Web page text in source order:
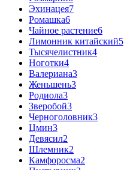
Эхинацея7
Ромашка6
Чайное растение6
Лимонник китайский5
Тысячелистник4
Ноготки4
Валериана3
Женьшень3
Родиола3
Зверобой3
Черноголовник3
Цмин3
Девясил2
Шлемник2
Камфоросма2